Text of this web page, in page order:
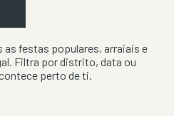
as festas populares, arraiais e
Filtra por distrito, data ou
perto de ti.